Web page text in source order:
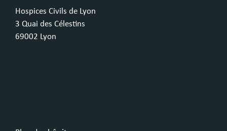
Hospices Civils de Lyon
3 Quai des Célestins
69002 Lyon